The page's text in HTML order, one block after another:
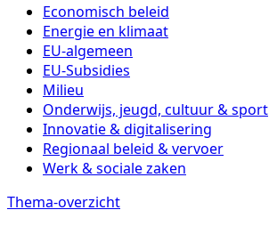
Economisch beleid
Energie en klimaat
EU-algemeen
EU-Subsidies
Milieu
Onderwijs, jeugd, cultuur & sport
Innovatie & digitalisering
Regionaal beleid & vervoer
Werk & sociale zaken
Thema-overzicht